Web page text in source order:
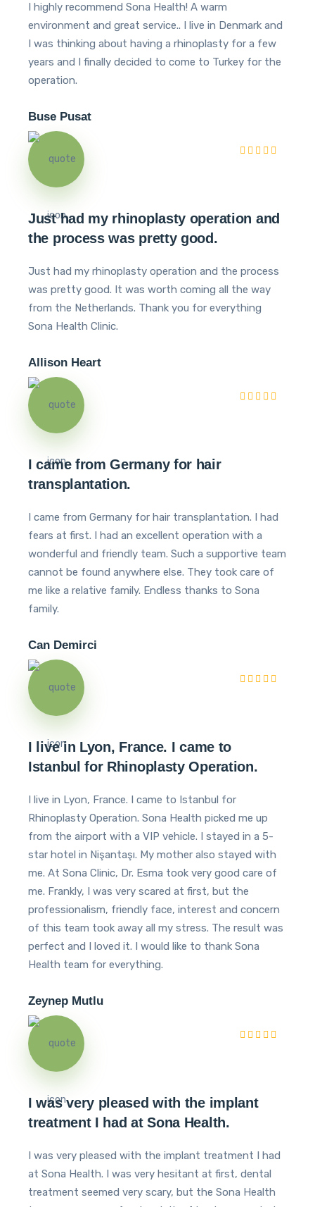
I highly recommend Sona Health! A warm
environment and great service.. I live in Denmark and
I was thinking about having a rhinoplasty for a few
years and I finally decided to come to Turkey for the
operation.
Buse Pusat
Just had my rhinoplasty operation and
the process was pretty good.
Just had my rhinoplasty operation and the process
was pretty good. It was worth coming all the way
from the Netherlands. Thank you for everything
Sona Health Clinic.
Allison Heart
I came from Germany for hair
transplantation.
I came from Germany for hair transplantation. I had
fears at first. I had an excellent operation with a
wonderful and friendly team. Such a supportive team
cannot be found anywhere else. They took care of
me like a relative family. Endless thanks to Sona
family.
Can Demirci
I live in Lyon, France. I came to
Istanbul for Rhinoplasty Operation.
I live in Lyon, France. I came to Istanbul for
Rhinoplasty Operation. Sona Health picked me up
from the airport with a VIP vehicle. I stayed in a 5-
star hotel in Nişantaşı. My mother also stayed with
me. At Sona Clinic, Dr. Esma took very good care of
me. Frankly, I was very scared at first, but the
professionalism, friendly face, interest and concern
of this team took away all my stress. The result was
perfect and I loved it. I would like to thank Sona
Health team for everything.
Zeynep Mutlu
I was very pleased with the implant
treatment I had at Sona Health.
I was very pleased with the implant treatment I had
at Sona Health. I was very hesitant at first, dental
treatment seemed very scary, but the Sona Health